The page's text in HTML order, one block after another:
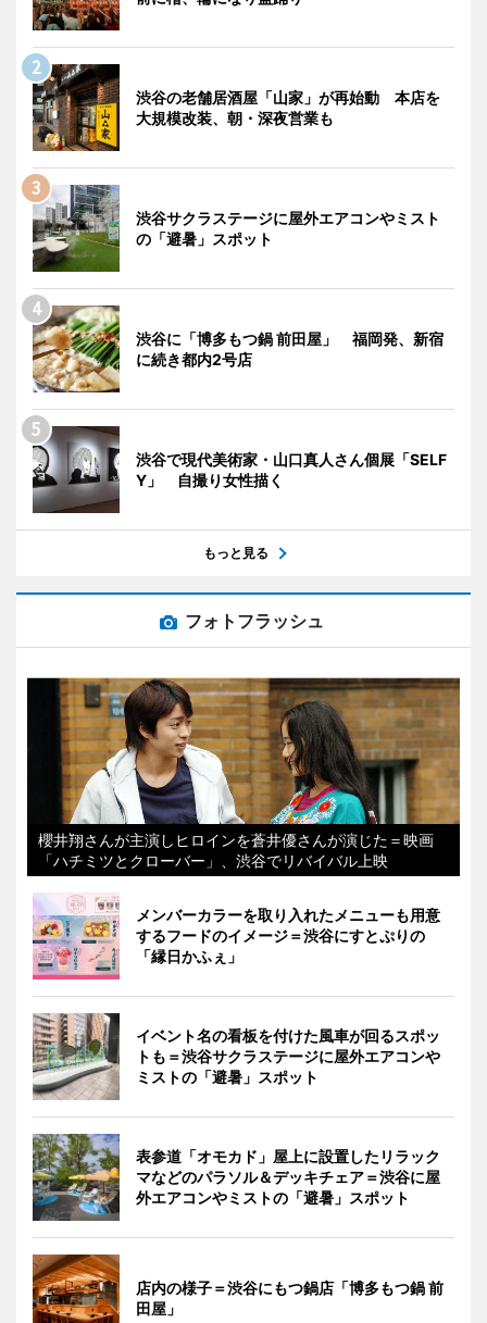
渋谷の老舗居酒屋「山家」が再始動 本店を
大規模改装、朝・深夜営業も
渋谷サクラステージに屋外エアコンやミスト
の「避暑」スポット
渋谷に「博多もつ鍋 前田屋」 福岡発、新宿
に続き都内2号店
渋谷で現代美術家・山口真人さん個展「SELF
Y」 自撮り女性描く
もっと見る
フォトフラッシュ
櫻井翔さんが主演しヒロインを蒼井優さんが演じた＝映画
「ハチミツとクローバー」、渋谷でリバイバル上映
メンバーカラーを取り入れたメニューも用意
するフードのイメージ＝渋谷にすとぷりの
「縁日かふぇ」
イベント名の看板を付けた風車が回るスポッ
トも＝渋谷サクラステージに屋外エアコンや
ミストの「避暑」スポット
表参道「オモカド」屋上に設置したリラック
マなどのパラソル＆デッキチェア＝渋谷に屋
外エアコンやミストの「避暑」スポット
店内の様子＝渋谷にもつ鍋店「博多もつ鍋 前
田屋」